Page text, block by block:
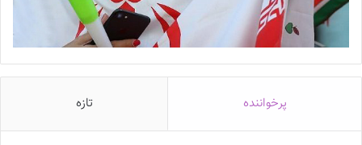
پرخواننده تازه